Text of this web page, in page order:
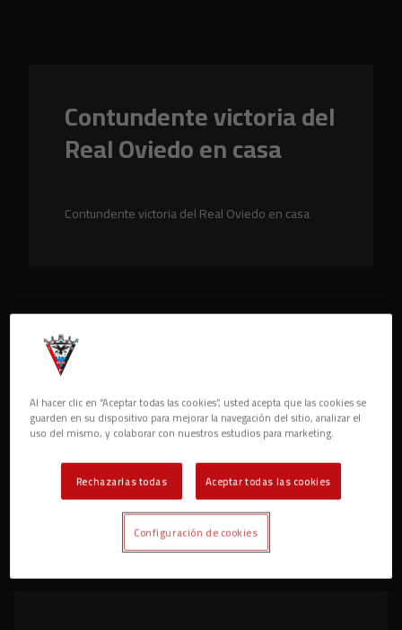
Contundente victoria del
Real Oviedo en casa
Contundente victoria del Real Oviedo en casa
Al hacer clic en “Aceptar todas las cookies”, usted acepta que las cookies se
guarden en su dispositivo para mejorar la navegación del sitio, analizar el
uso del mismo, y colaborar con nuestros estudios para marketing.
Rechazarlas todas Aceptar todas las cookies
Configuración de cookies